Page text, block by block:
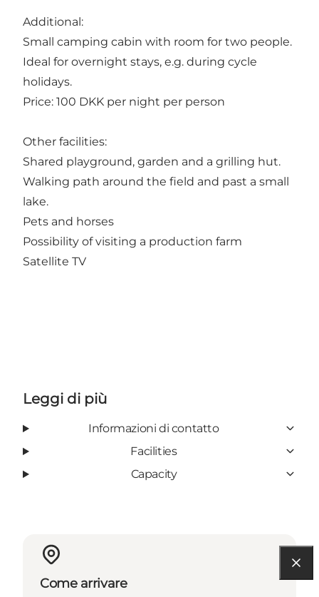
Additional:
Small camping cabin with room for two people.
Ideal for overnight stays, e.g. during cycle
holidays.
Price: 100 DKK per night per person
Other facilities:
Shared playground, garden and a grilling hut.
Walking path around the field and past a small
lake.
Pets and horses
Possibility of visiting a production farm
Satellite TV
Leggi di più
Informazioni di contatto
Facilities
Capacity
Come arrivare